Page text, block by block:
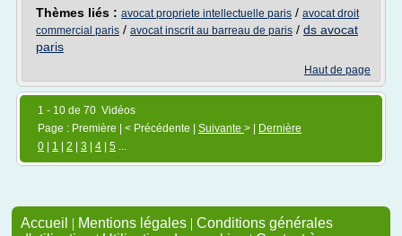
Thèmes liés : avocat propriete intellectuelle paris / avocat droit
commercial paris / avocat inscrit au barreau de paris / ds avocat
paris
Haut de page
1 - 10 de 70 Vidéos
Page : Première | < Précédente | Suivante > |
Dernière
0
1 2 3 4 5 ...
Accueil | Mentions légales | Conditions générales